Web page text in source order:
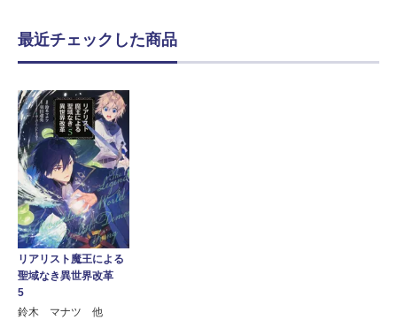
最近チェックした商品
リアリスト魔王による
聖域なき異世界改革
5
鈴木 マナツ 他